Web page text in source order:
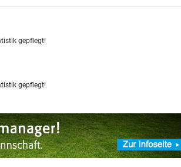
gepflegt!
gepflegt!